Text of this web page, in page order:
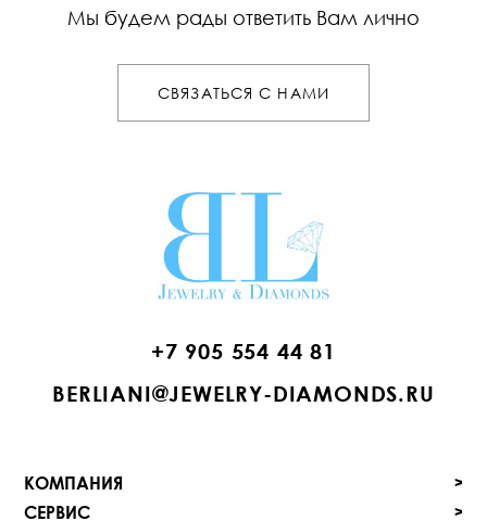
Мы будем рады ответить Вам лично
СВЯЗАТЬСЯ С НАМИ
+7 905 554 44 81
BERLIANI@JEWELRY-DIAMONDS.RU
КОМПАНИЯ >
УКРАШЕНИЯ
СЕРВИС >